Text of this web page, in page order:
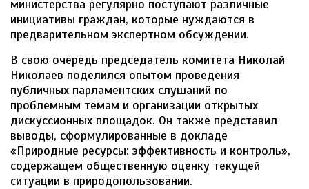
министерства регулярно поступают различные
инициативы граждан, которые нуждаются в
предварительном экспертном обсуждении.
В свою очередь председатель комитета Николай
Николаев поделился опытом проведения
публичных парламентских слушаний по
проблемным темам и организации открытых
дискуссионных площадок. Он также представил
выводы, сформулированные в докладе
«Природные ресурсы: эффективность и контроль»,
содержащем общественную оценку текущей
ситуации в природопользовании.